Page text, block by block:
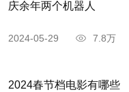
庆余年两个机器人
2024-05-29 7.8万
2024春节档电影有哪些